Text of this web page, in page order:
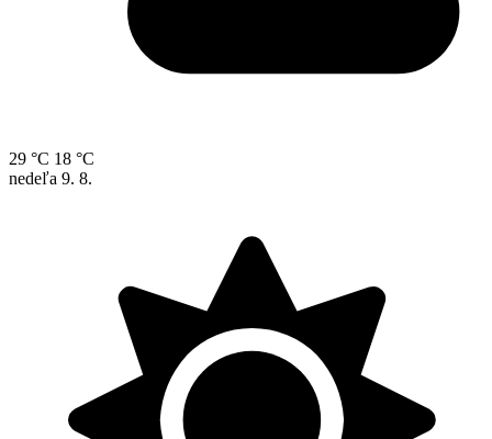
29 °C 18 °C
nedeľa 9. 8.